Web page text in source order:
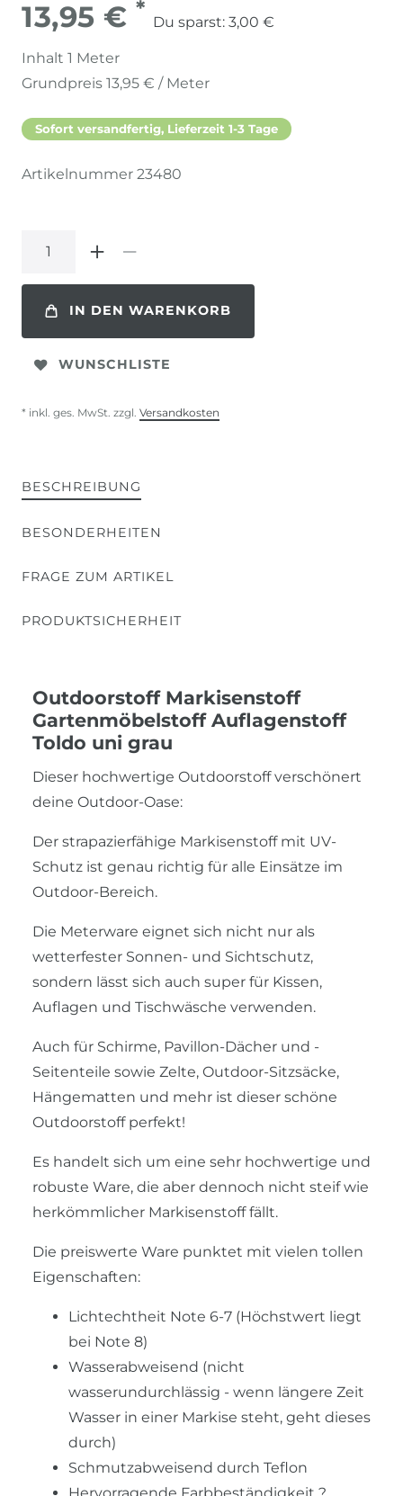
13,95 € *
Du sparst: 3,00 €
Inhalt 1 Meter
Grundpreis 13,95 € / Meter
Sofort versandfertig, Lieferzeit 1-3 Tage
Artikelnummer 23480
IN DEN WARENKORB
WUNSCHLISTE
* inkl. ges. MwSt. zzgl. Versandkosten
BESCHREIBUNG
BESONDERHEITEN
FRAGE ZUM ARTIKEL
PRODUKTSICHERHEIT
Outdoorstoff Markisenstoff
Gartenmöbelstoff Auflagenstoff
Toldo uni grau
Dieser hochwertige Outdoorstoff verschönert
deine Outdoor-Oase:
Der strapazierfähige Markisenstoff mit UV-
Schutz ist genau richtig für alle Einsätze im
Outdoor-Bereich.
Die Meterware eignet sich nicht nur als
wetterfester Sonnen- und Sichtschutz,
sondern lässt sich auch super für Kissen,
Auflagen und Tischwäsche verwenden.
Auch für Schirme, Pavillon-Dächer und -
Seitenteile sowie Zelte, Outdoor-Sitzsäcke,
Hängematten und mehr ist dieser schöne
Outdoorstoff perfekt!
Es handelt sich um eine sehr hochwertige und
robuste Ware, die aber dennoch nicht steif wie
herkömmlicher Markisenstoff fällt.
Die preiswerte Ware punktet mit vielen tollen
Eigenschaften:
Lichtechtheit Note 6-7 (Höchstwert liegt
bei Note 8)
Wasserabweisend (nicht
wasserundurchlässig - wenn längere Zeit
Wasser in einer Markise steht, geht dieses
durch)
Schmutzabweisend durch Teflon